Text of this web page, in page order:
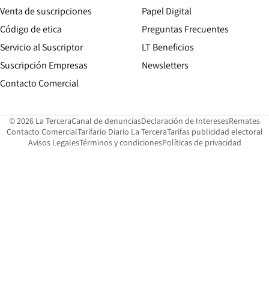
Venta de suscripciones
Código de etica Opens in new window
Servicio al Suscriptor
Suscripción Empresas
Contacto Comercial
Papel Digital
Preguntas Frecuentes
LT Beneficios
Newsletters
© 2026 La TerceraCanal de denunciasOpens in new window
Declaración de InteresesOpens in
Remates
Contacto ComercialOpens in new window
Tarifario Diario La TerceraOpens in new window
Tarifas publicidad electoral
Avisos LegalesOpens in new window
Términos y condicionesPolíticas de privacidad